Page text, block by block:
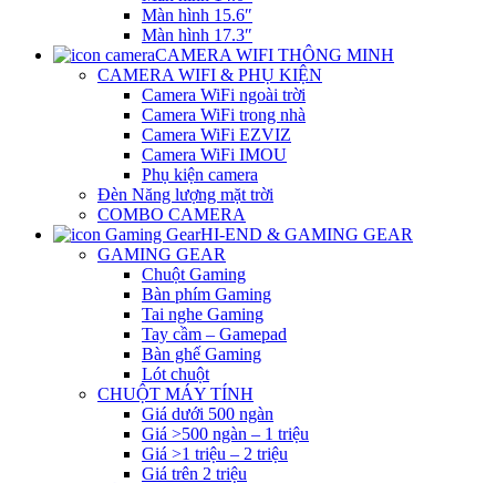
Màn hình 15.6″
Màn hình 17.3″
CAMERA WIFI THÔNG MINH
CAMERA WIFI & PHỤ KIỆN
Camera WiFi ngoài trời
Camera WiFi trong nhà
Camera WiFi EZVIZ
Camera WiFi IMOU
Phụ kiện camera
Đèn Năng lượng mặt trời
COMBO CAMERA
HI-END & GAMING GEAR
GAMING GEAR
Chuột Gaming
Bàn phím Gaming
Tai nghe Gaming
Tay cầm – Gamepad
Bàn ghế Gaming
Lót chuột
CHUỘT MÁY TÍNH
Giá dưới 500 ngàn
Giá >500 ngàn – 1 triệu
Giá >1 triệu – 2 triệu
Giá trên 2 triệu